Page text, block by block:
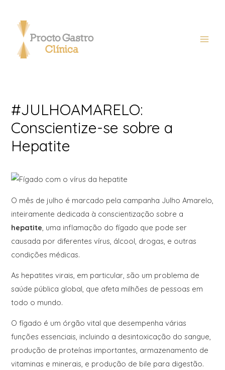
#JULHOAMARELO:
Conscientize-se sobre a
Hepatite
O mês de julho é marcado pela campanha Julho Amarelo,
inteiramente dedicada à conscientização sobre a
hepatite , uma inflamação do fígado que pode ser
causada por diferentes vírus, álcool, drogas, e outras
condições médicas.
As hepatites virais, em particular, são um problema de
saúde pública global, que afeta milhões de pessoas em
todo o mundo.
O fígado é um órgão vital que desempenha várias
funções essenciais, incluindo a desintoxicação do sangue,
produção de proteínas importantes, armazenamento de
vitaminas e minerais, e produção de bile para digestão.